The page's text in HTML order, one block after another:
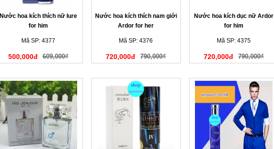
Nước hoa kích thích nữ Iure
for him
Mã SP: 4377
500,000đ 609,000₫
Nước hoa kích thích nam giới
Ardor for her
Mã SP: 4376
720,000đ 790,000₫
Nước hoa kích dục nữ Ardor
for him
Mã SP: 4375
720,000đ 790,000₫